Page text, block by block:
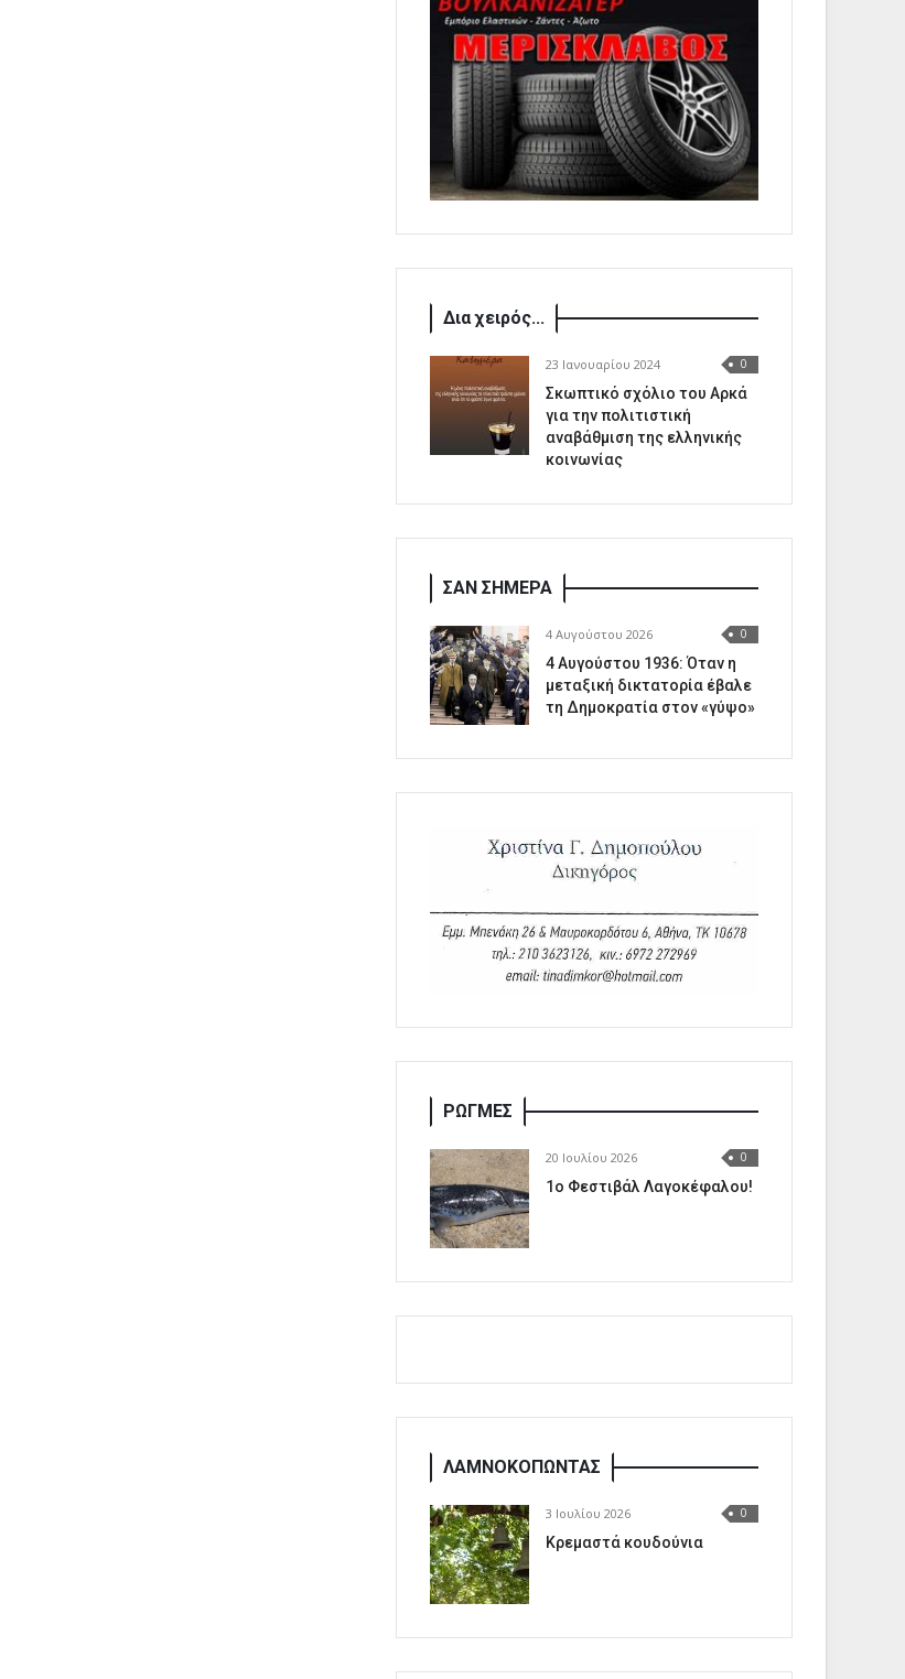
Δια χειρός...
23 Ιανουαρίου 2024 0
Σκωπτικό σχόλιο του Αρκά
για την πολιτιστική
αναβάθμιση της ελληνικής
κοινωνίας
ΣΑΝ ΣΗΜΕΡΑ
4 Αυγούστου 2026 0
4 Αυγούστου 1936: Όταν η
μεταξική δικτατορία έβαλε
τη Δημοκρατία στον «γύψο»
ΡΩΓΜΕΣ
20 Ιουλίου 2026 0
1o Φεστιβάλ Λαγοκέφαλου!
ΛΑΜΝΟΚΟΠΩΝΤΑΣ
3 Ιουλίου 2026 0
Κρεμαστά κουδούνια